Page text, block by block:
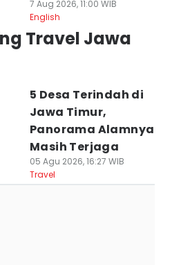
7 Aug 2026, 11:00 WIB
English
Travel Jawa
5 Desa Terindah di
Jawa Timur,
Panorama Alamnya
Masih Terjaga
05 Agu 2026, 16:27 WIB
Travel